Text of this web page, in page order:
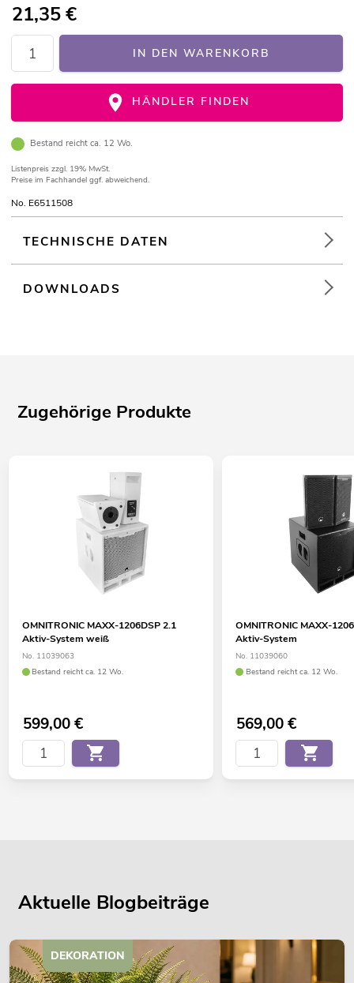
21,35€
IN DEN WARENKORB
HÄNDLER FINDEN
Bestand reicht ca. 12 Wo.
Listenpreis zzgl. 19% MwSt.
Preise im Fachhandel ggf. abweichend.
No. E6511508
TECHNISCHE DATEN
DOWNLOADS
Zugehörige Produkte
OMNITRONIC MAXX-1206DSP 2.1
Aktiv-System weiß
No. 11039063
Bestand reicht ca. 12 Wo.
599,00€
OMNITRONIC MAXX-
Aktiv-System
No. 11039060
Bestand reicht ca. 12 Wo.
569,00€
Aktuelle Blogbeiträge
DEKORATION